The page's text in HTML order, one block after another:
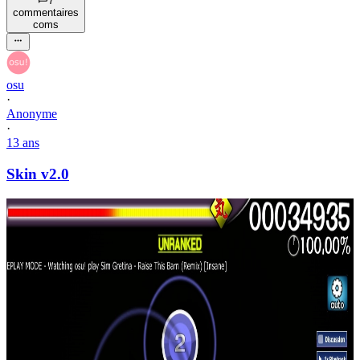
commentaires
coms
osu
·
Anonyme
·
13 ans
Skin v2.0